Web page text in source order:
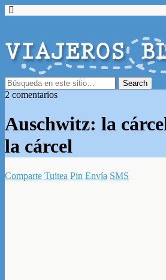
2 comentarios
Auschwitz: la
la cárcel
Comparte Tuitea Pin Envía SMS